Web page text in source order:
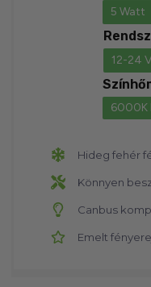
5 Watt
12-24
6000K
Hideg fehér
Könnyen
Canbus
Emelt